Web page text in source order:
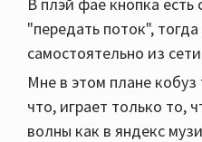
"передать поток",
самостоятельно из
Мне в этом плане
что, играет только то,
волны как в яндекс